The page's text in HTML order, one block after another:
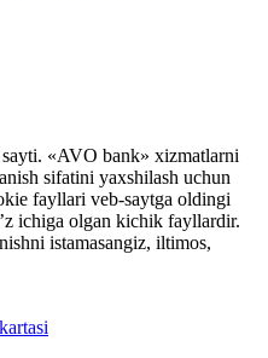
«AVO bank» xizmatlarni
sifatini yaxshilash uchun
fayllari veb-saytga oldingi
ichiga olgan kichik fayllardir.
istamasangiz, iltimos,